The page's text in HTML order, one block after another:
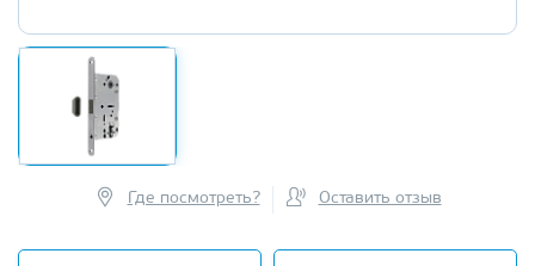
Где посмотреть? Оставить отзыв